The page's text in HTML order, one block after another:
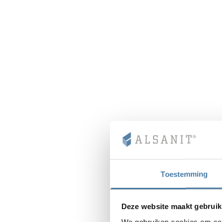
Toestemming
Deze website maakt